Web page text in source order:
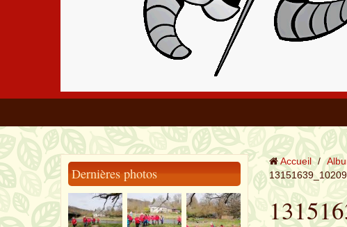
Dernières photos
Accueil /